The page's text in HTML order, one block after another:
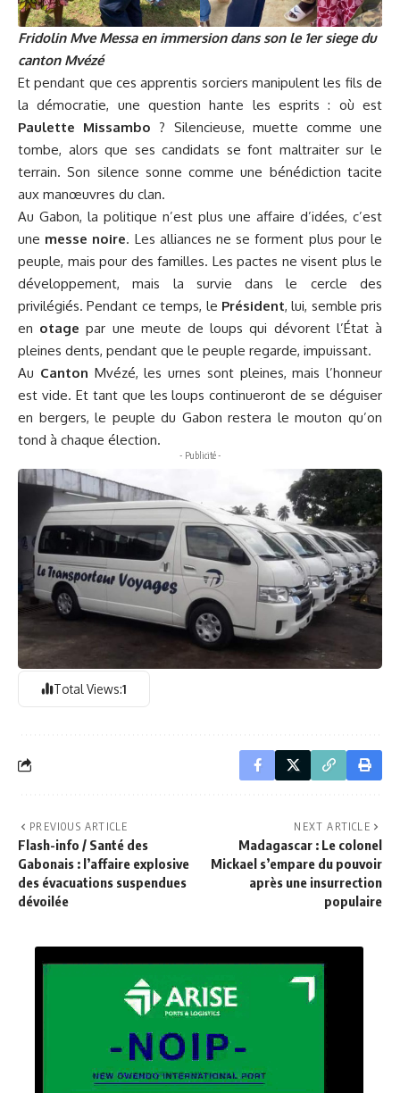
Fridolin Mve Messa en immersion dans son le 1er siege du
canton Mvézé
Et pendant que ces apprentis sorciers manipulent les fils de
la démocratie, une question hante les esprits : où est
Paulette Missambo ? Silencieuse, muette comme une
tombe, alors que ses candidats se font maltraiter sur le
terrain. Son silence sonne comme une bénédiction tacite
aux manœuvres du clan.
Au Gabon, la politique n’est plus une affaire d’idées, c’est
une messe noire. Les alliances ne se forment plus pour le
peuple, mais pour des familles. Les pactes ne visent plus le
développement, mais la survie dans le cercle des
privilégiés. Pendant ce temps, le Président, lui, semble pris
en otage par une meute de loups qui dévorent l’État à
pleines dents, pendant que le peuple regarde, impuissant.
Au Canton Mvézé, les urnes sont pleines, mais l’honneur
est vide. Et tant que les loups continueront de se déguiser
en bergers, le peuple du Gabon restera le mouton qu’on
tond à chaque élection.
- Publicité -
Total Views:1
PREVIOUS ARTICLE
Flash-info / Santé des
Gabonais : l’affaire explosive
des évacuations suspendues
dévoilée
NEXT ARTICLE
Madagascar : Le colonel
Mickael s’empare du pouvoir
après une insurrection
populaire